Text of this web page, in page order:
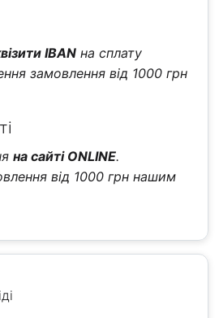
IBAN на сплату
замовлення від 1000 грн
на сайті ONLINE.
від 1000 грн нашим